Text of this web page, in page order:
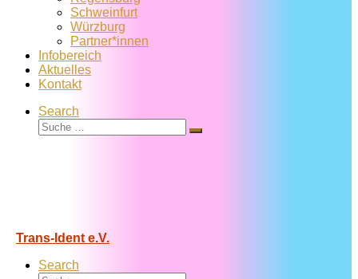
Schweinfurt
Würzburg
Partner*innen
Infobereich
Aktuelles
Kontakt
Search
Suche
Suche
Trans-Ident e.V.
Search